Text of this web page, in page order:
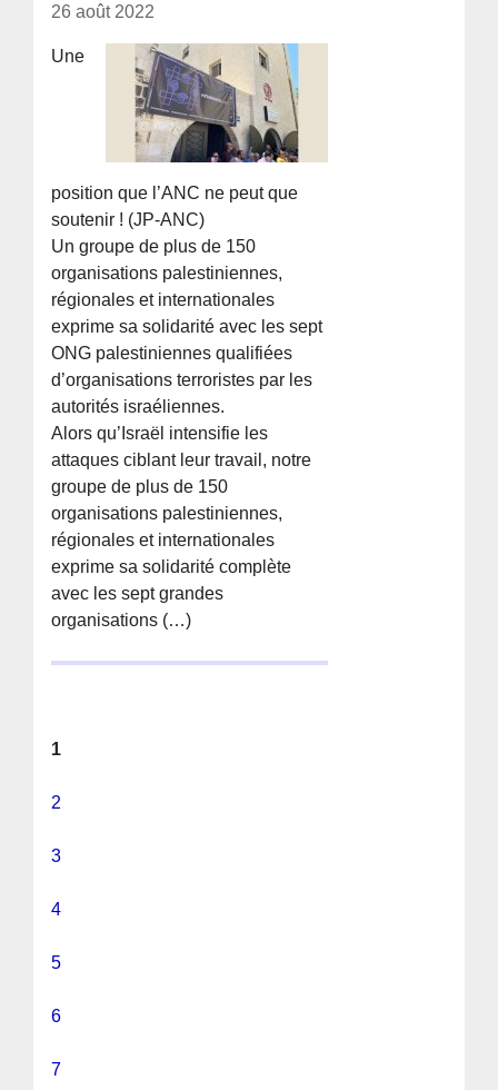
26 août 2022
Une
position que l’ANC ne peut que
soutenir ! (JP-ANC)
Un groupe de plus de 150
organisations palestiniennes,
régionales et internationales
exprime sa solidarité avec les sept
ONG palestiniennes qualifiées
d’organisations terroristes par les
autorités israéliennes.
Alors qu’Israël intensifie les
attaques ciblant leur travail, notre
groupe de plus de 150
organisations palestiniennes,
régionales et internationales
exprime sa solidarité complète
avec les sept grandes
organisations (…)
1
2
3
4
5
6
7